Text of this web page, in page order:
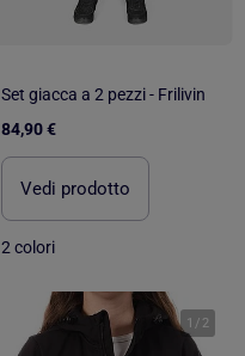
Set giacca a 2 pezzi - Frilivin
84,90 €
Vedi prodotto
2 colori
1 / 2